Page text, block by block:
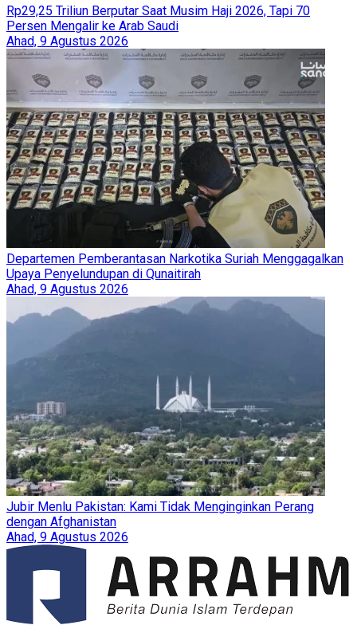
Rp29,25 Triliun Berputar Saat Musim Haji 2026, Tapi 70
Persen Mengalir ke Arab Saudi
Ahad, 9 Agustus 2026
Departemen Pemberantasan Narkotika Suriah Menggagalkan
Upaya Penyelundupan di Qunaitirah
Ahad, 9 Agustus 2026
Jubir Menlu Pakistan: Kami Tidak Menginginkan Perang
dengan Afghanistan
Ahad, 9 Agustus 2026